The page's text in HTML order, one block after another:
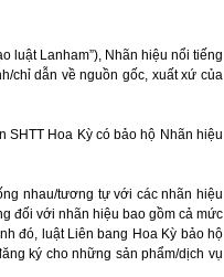
luật Lanham”), Nhãn hiệu nổi tiếng
chỉ dẫn về nguồn gốc, xuất xứ của
Hoa Kỳ có bảo hộ Nhãn hiệu
nhau/tương tự với các nhãn hiệu
đối với nhãn hiệu bao gồm cả mức
đó, luật Liên bang Hoa Kỳ bảo hộ
ký cho những sản phẩm/dịch vụ